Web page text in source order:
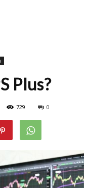
Plus?
729 0